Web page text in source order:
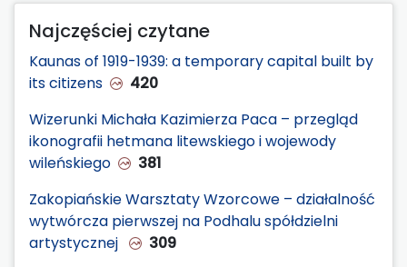
Najczęściej czytane
Kaunas of 1919-1939: a temporary capital built by
its citizens
420
Wizerunki Michała Kazimierza Paca – przegląd
ikonografii hetmana litewskiego i wojewody
wileńskiego
381
Zakopiańskie Warsztaty Wzorcowe – działalność
wytwórcza pierwszej na Podhalu spółdzielni
artystycznej
309